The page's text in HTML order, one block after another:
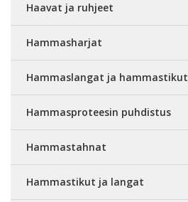
Haavat ja ruhjeet
Hammasharjat
Hammaslangat ja hammastikut
Hammasproteesin puhdistus
Hammastahnat
Hammastikut ja langat